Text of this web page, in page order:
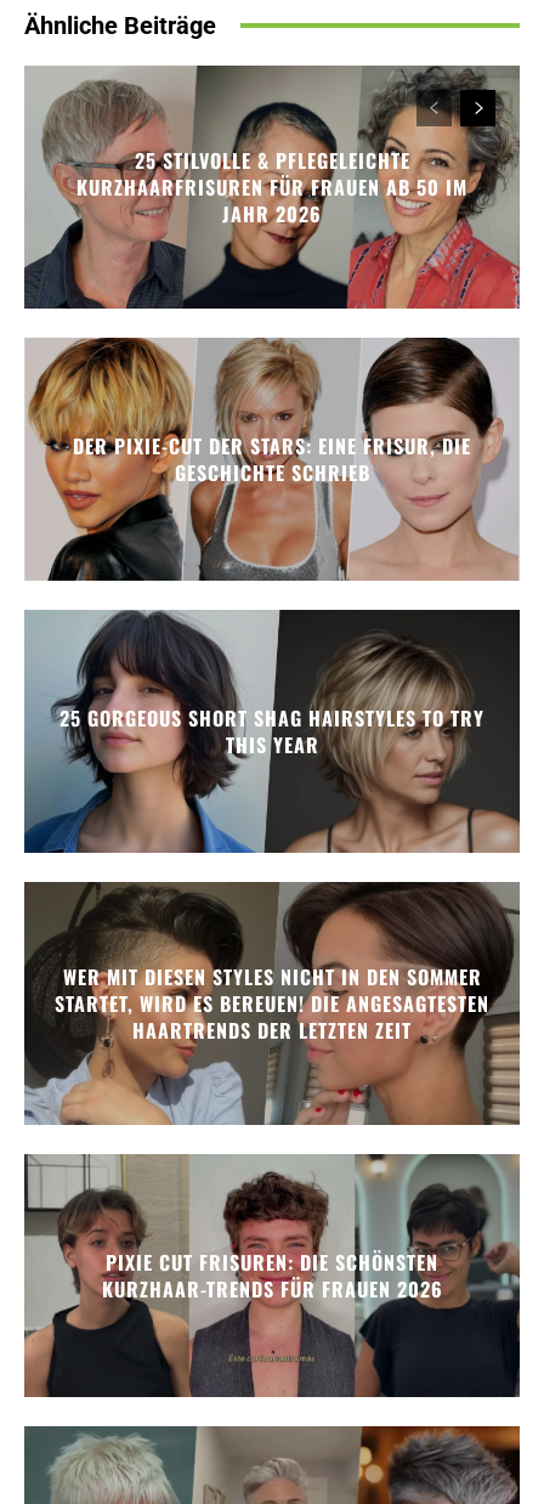
Ähnliche Beiträge
25 STILVOLLE & PFLEGELEICHTE
KURZHAARFRISUREN FÜR FRAUEN AB 50 IM
JAHR 2026
DER PIXIE-CUT DER STARS: EINE FRISUR, DIE
GESCHICHTE SCHRIEB
25 GORGEOUS SHORT SHAG HAIRSTYLES TO TRY
THIS YEAR
WER MIT DIESEN STYLES NICHT IN DEN SOMMER
STARTET, WIRD ES BEREUEN! DIE ANGESAGTESTEN
HAARTRENDS DER LETZTEN ZEIT
PIXIE CUT FRISUREN: DIE SCHÖNSTEN
KURZHAAR-TRENDS FÜR FRAUEN 2026